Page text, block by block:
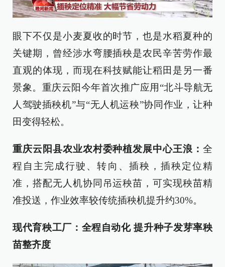
眼下不仅是小麦夏收的时节，也是水稻夏种的
关键期，曾经涉水弯腰插秧是农民辛苦劳作最
直观的体现，而现在科技赋能让稻田是另一番
景象。重庆云阳今年首次推广应用“北斗导航无
人驾驶插秧机”与“无人机运秧”协同作业，让种
田变得轻松。
重庆云阳县农业农村委种植发展中心王浪： 全
程自主完成行驶、转向、插秧，插秧定位精
准，搭配无人机协同吊运秧苗，可实现秧苗精
准投送，作业效率较传统插秧机提升约30%。
现代育秧工厂：全程自动化 提升种子发芽率秧
苗整齐度